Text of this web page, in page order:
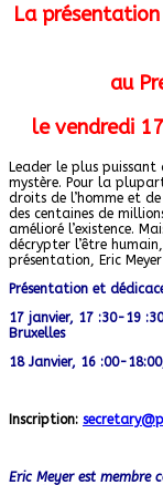
La présentation
au
le vendredi
Leader le plus puissant
mystère. Pour la
droits de l’homme et
des centaines de
amélioré l’existence.
décrypter l’être
présentation, Eric
Présentation et
17 janvier, 17 :30-19
Bruxelles
18 Janvier, 16 :00-
Inscription:
Eric Meyer est membre